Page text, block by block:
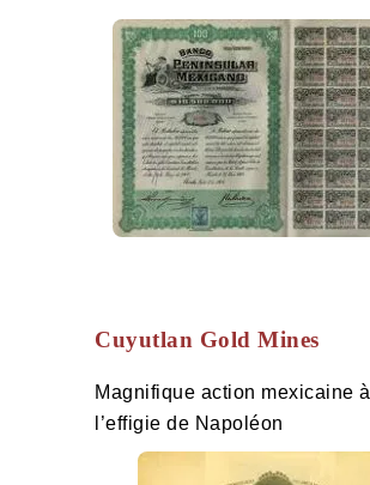
Cuyutlan Gold Mines
Magnifique action mexicaine à
l’effigie de Napoléon